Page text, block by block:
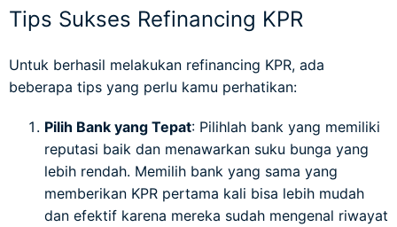
Tips Sukses Refinancing KPR
Untuk berhasil melakukan refinancing KPR, ada
beberapa tips yang perlu kamu perhatikan:
Pilih Bank yang Tepat: Pilihlah bank yang memiliki
reputasi baik dan menawarkan suku bunga yang
lebih rendah. Memilih bank yang sama yang
memberikan KPR pertama kali bisa lebih mudah
dan efektif karena mereka sudah mengenal riwayat